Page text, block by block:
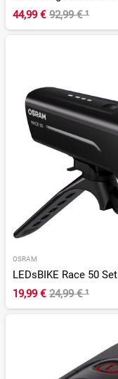
44,99 € 92,99 €¹
OSRAM
LEDsBIKE Race 50 Set
19,99 € 24,99 €¹